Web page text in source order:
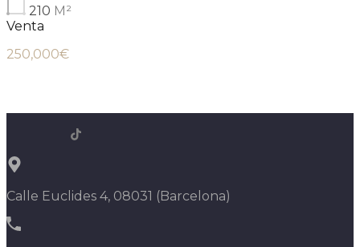
210 M²
Venta
250,000€
Calle Euclides 4, 08031 (Barcelona)